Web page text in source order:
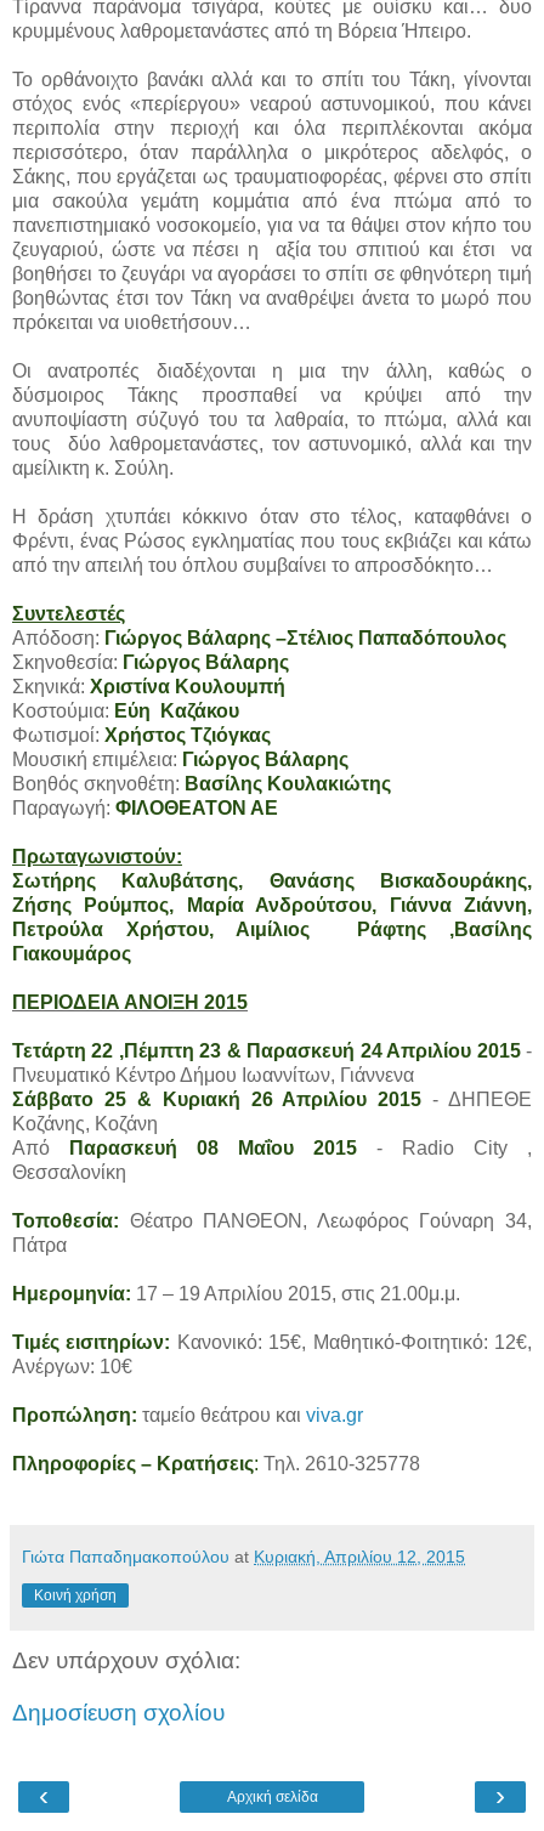
Τίραννα παράνομα τσιγάρα, κούτες με ουίσκυ και… δυο
κρυμμένους λαθρομετανάστες από τη Βόρεια Ήπειρο.
Το ορθάνοιχτο βανάκι αλλά και το σπίτι του Τάκη, γίνονται
στόχος ενός «περίεργου» νεαρού αστυνομικού, που κάνει
περιπολία στην περιοχή και όλα περιπλέκονται ακόμα
περισσότερο, όταν παράλληλα ο μικρότερος αδελφός, ο
Σάκης, που εργάζεται ως τραυματιοφορέας, φέρνει στο σπίτι
μια σακούλα γεμάτη κομμάτια από ένα πτώμα από το
πανεπιστημιακό νοσοκομείο, για να τα θάψει στον κήπο του
ζευγαριού, ώστε να πέσει η αξία του σπιτιού και έτσι να
βοηθήσει το ζευγάρι να αγοράσει το σπίτι σε φθηνότερη τιμή
βοηθώντας έτσι τον Τάκη να αναθρέψει άνετα το μωρό που
πρόκειται να υιοθετήσουν…
Οι ανατροπές διαδέχονται η μια την άλλη, καθώς ο
δύσμοιρος Τάκης προσπαθεί να κρύψει από την
ανυποψίαστη σύζυγό του τα λαθραία, το πτώμα, αλλά και
τους δύο λαθρομετανάστες, τον αστυνομικό, αλλά και την
αμείλικτη κ. Σούλη.
Η δράση χτυπάει κόκκινο όταν στο τέλος, καταφθάνει ο
Φρέντι, ένας Ρώσος εγκληματίας που τους εκβιάζει και κάτω
από την απειλή του όπλου συμβαίνει το απροσδόκητο…
Συντελεστές
Απόδοση: Γιώργος Βάλαρης –Στέλιος Παπαδόπουλος
Σκηνοθεσία: Γιώργος Βάλαρης
Σκηνικά: Χριστίνα Κουλουμπή
Κοστούμια: Εύη Καζάκου
Φωτισμοί: Χρήστος Τζιόγκας
Μουσική επιμέλεια: Γιώργος Βάλαρης
Βοηθός σκηνοθέτη: Βασίλης Κουλακιώτης
Παραγωγή: ΦΙΛΟΘΕΑΤΟΝ ΑΕ
Πρωταγωνιστούν:
Σωτήρης Καλυβάτσης, Θανάσης Βισκαδουράκης,
Ζήσης Ρούμπος, Μαρία Ανδρούτσου, Γιάννα Ζιάννη,
Πετρούλα Χρήστου, Αιμίλιος Ράφτης ,Βασίλης
Γιακουμάρος
ΠΕΡΙΟΔΕΙΑ ΑΝΟΙΞΗ 2015
Τετάρτη 22 ,Πέμπτη 23 & Παρασκευή 24 Απριλίου 2015-
Πνευματικό Κέντρο Δήμου Ιωαννίτων, Γιάννενα
Σάββατο 25 & Κυριακή 26 Απριλίου 2015 - ΔΗΠΕΘΕ
Κοζάνης, Κοζάνη
Από
Παρασκευή 08 Μαΐου 2015 - Radio City ,
Θεσσαλονίκη
Τοποθεσία: Θέατρο ΠΑΝΘΕΟΝ, Λεωφόρος Γούναρη 34,
Πάτρα
Ημερομηνία: 17 – 19 Απριλίου 2015, στις 21.00μ.μ.
Τιμές εισιτηρίων: Κανονικό: 15€, Μαθητικό-Φοιτητικό: 12€,
Ανέργων: 10€
Προπώληση: ταμείο θεάτρου και viva.gr
Πληροφορίες – Κρατήσεις: Τηλ. 2610-325778
Γιώτα Παπαδημακοπούλου at Κυριακή, Απριλίου 12, 2015
Κοινή χρήση
Δεν υπάρχουν σχόλια:
Δημοσίευση σχολίου
‹ ›
Αρχική σελίδα